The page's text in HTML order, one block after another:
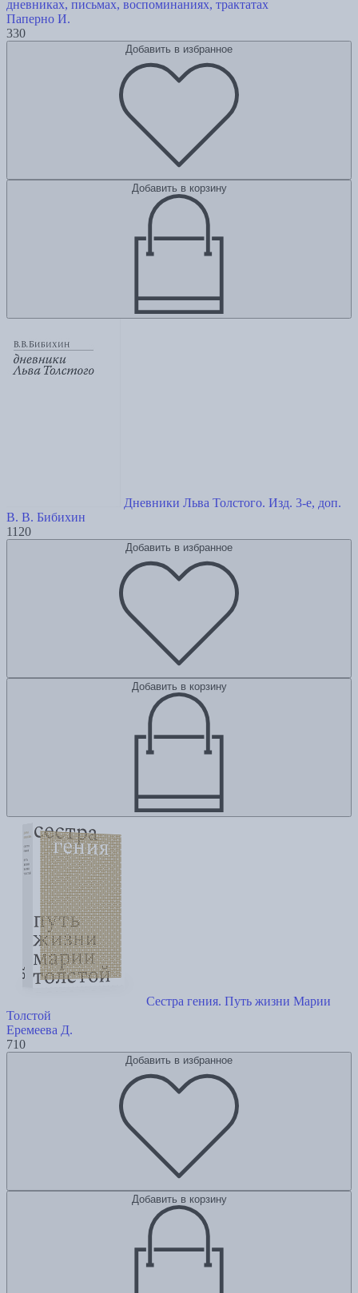
дневниках, письмах, воспоминаниях, трактатах
Паперно И.
330
Добавить в избранное
Добавить в корзину
Дневники Льва Толстого. Изд. 3-е, доп.
В. В. Бибихин
1120
Добавить в избранное
Добавить в корзину
Сестра гения. Путь жизни Марии
Толстой
Еремеева Д.
710
Добавить в избранное
Добавить в корзину